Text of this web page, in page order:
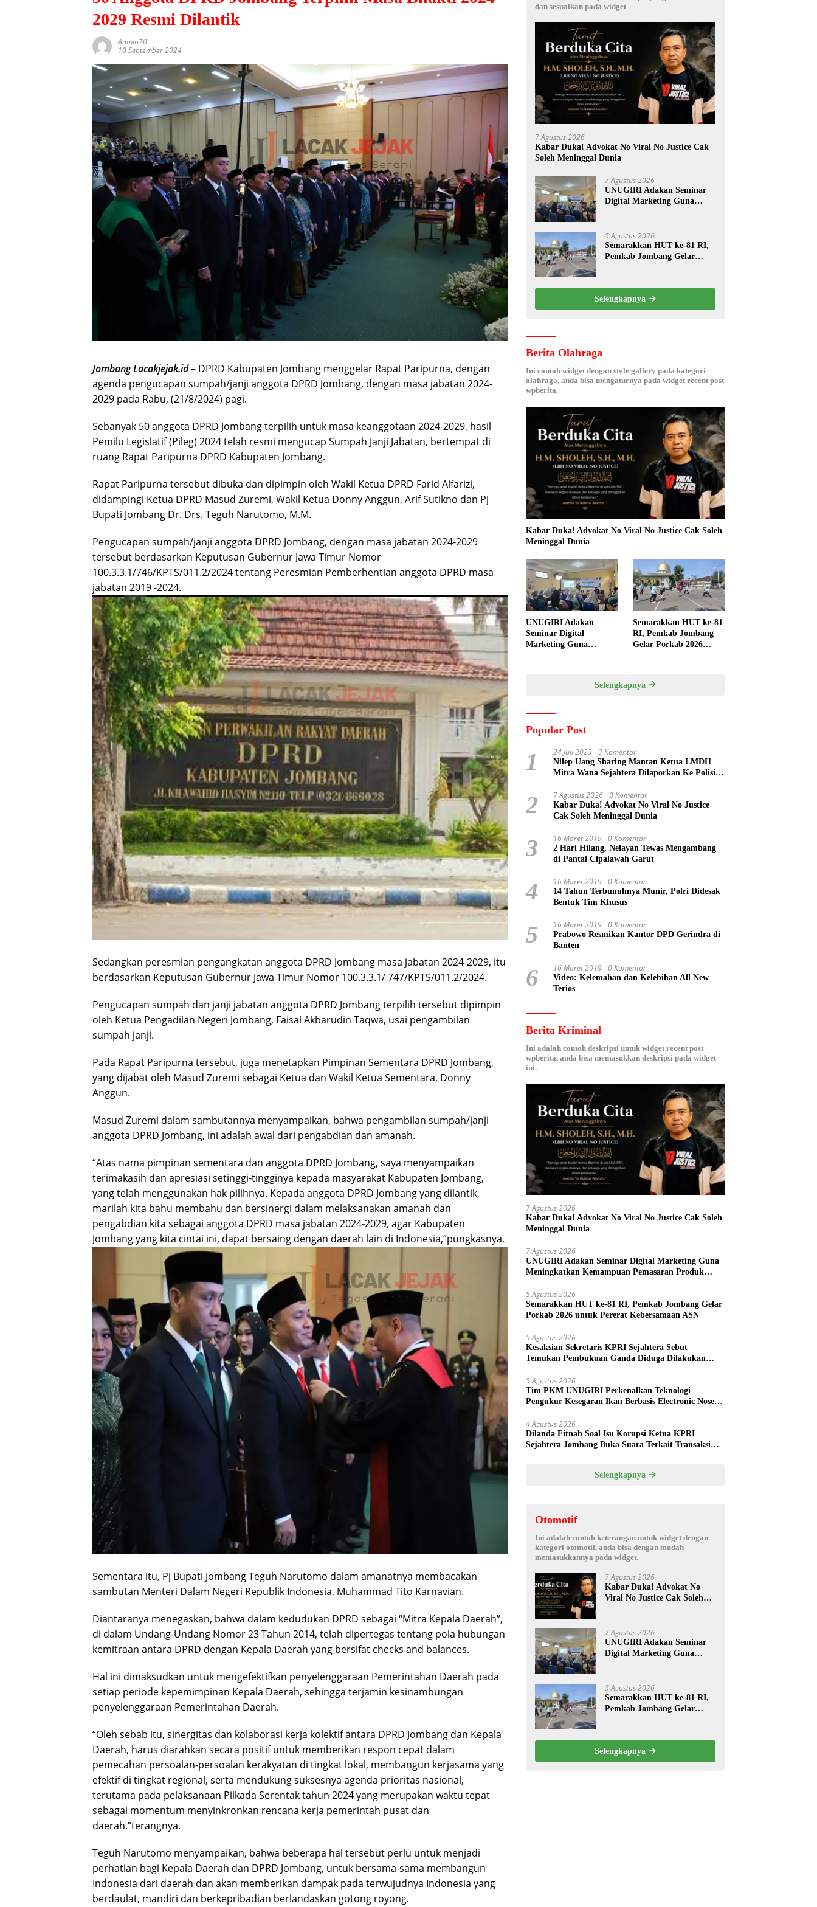
2029 Resmi Dilantik
Admin70
10 September 2024
Jombang Lacakjejak.id– DPRD Kabupaten Jombang menggelar Rapat Paripurna, dengan
agenda pengucapan sumpah/janji anggota DPRD Jombang, dengan masa jabatan 2024-
2029 pada Rabu, (21/8/2024) pagi.
Sebanyak 50 anggota DPRD Jombang terpilih untuk masa keanggotaan 2024-2029, hasil
Pemilu Legislatif (Pileg) 2024 telah resmi mengucap Sumpah Janji Jabatan, bertempat di
ruang Rapat Paripurna DPRD Kabupaten Jombang.
Rapat Paripurna tersebut dibuka dan dipimpin oleh Wakil Ketua DPRD Farid Alfarizi,
didampingi Ketua DPRD Masud Zuremi, Wakil Ketua Donny Anggun, Arif Sutikno dan Pj
Bupati Jombang Dr. Drs. Teguh Narutomo, M.M.
Pengucapan sumpah/janji anggota DPRD Jombang, dengan masa jabatan 2024-2029
tersebut berdasarkan Keputusan Gubernur Jawa Timur Nomor
100.3.3.1/746/KPTS/011.2/2024 tentang Peresmian Pemberhentian anggota DPRD masa
jabatan 2019 -2024.
Sedangkan peresmian pengangkatan anggota DPRD Jombang masa jabatan 2024-2029, itu
berdasarkan Keputusan Gubernur Jawa Timur Nomor 100.3.3.1/ 747/KPTS/011.2/2024.
Pengucapan sumpah dan janji jabatan anggota DPRD Jombang terpilih tersebut dipimpin
oleh Ketua Pengadilan Negeri Jombang, Faisal Akbarudin Taqwa, usai pengambilan
sumpah janji.
Pada Rapat Paripurna tersebut, juga menetapkan Pimpinan Sementara DPRD Jombang,
yang dijabat oleh Masud Zuremi sebagai Ketua dan Wakil Ketua Sementara, Donny
Anggun.
Masud Zuremi dalam sambutannya menyampaikan, bahwa pengambilan sumpah/janji
anggota DPRD Jombang, ini adalah awal dari pengabdian dan amanah.
“Atas nama pimpinan sementara dan anggota DPRD Jombang, saya menyampaikan
terimakasih dan apresiasi setinggi-tingginya kepada masyarakat Kabupaten Jombang,
yang telah menggunakan hak pilihnya. Kepada anggota DPRD Jombang yang dilantik,
marilah kita bahu membahu dan bersinergi dalam melaksanakan amanah dan
pengabdian kita sebagai anggota DPRD masa jabatan 2024-2029, agar Kabupaten
Jombang yang kita cintai ini, dapat bersaing dengan daerah lain di Indonesia,”pungkasnya.
Sementara itu, Pj Bupati Jombang Teguh Narutomo dalam amanatnya membacakan
sambutan Menteri Dalam Negeri Republik Indonesia, Muhammad Tito Karnavian.
Diantaranya menegaskan, bahwa dalam kedudukan DPRD sebagai “Mitra Kepala Daerah”,
di dalam Undang-Undang Nomor 23 Tahun 2014, telah dipertegas tentang pola hubungan
kemitraan antara DPRD dengan Kepala Daerah yang bersifat checks and balances.
Hal ini dimaksudkan untuk mengefektifkan penyelenggaraan Pemerintahan Daerah pada
setiap periode kepemimpinan Kepala Daerah, sehingga terjamin kesinambungan
penyelenggaraan Pemerintahan Daerah.
“Oleh sebab itu, sinergitas dan kolaborasi kerja kolektif antara DPRD Jombang dan Kepala
Daerah, harus diarahkan secara positif untuk memberikan respon cepat dalam
pemecahan persoalan-persoalan kerakyatan di tingkat lokal, membangun kerjasama yang
efektif di tingkat regional, serta mendukung suksesnya agenda prioritas nasional,
terutama pada pelaksanaan Pilkada Serentak tahun 2024 yang merupakan waktu tepat
sebagai momentum menyinkronkan rencana kerja pemerintah pusat dan
daerah,”terangnya.
Teguh Narutomo menyampaikan, bahwa beberapa hal tersebut perlu untuk menjadi
perhatian bagi Kepala Daerah dan DPRD Jombang, untuk bersama-sama membangun
Indonesia dari daerah dan akan memberikan dampak pada terwujudnya Indonesia yang
berdaulat, mandiri dan berkepribadian berlandaskan gotong royong.
dan sesuaikan pada widget
7 Agustus 2026
Kabar Duka! Advokat No Viral No Justice Cak
Soleh Meninggal Dunia
7 Agustus 2026
UNUGIRI Adakan Seminar
Digital Marketing Guna
Desa Prangi
5 Agustus 2026
Semarakkan HUT ke-81 RI,
Pemkab Jombang Gelar
Selengkapnya
Berita Olahraga
Ini contoh widget dengan style gallery pada kategori
olahraga, anda bisa mengaturnya pada widget recent post
wpberita.
Kabar Duka! Advokat No Viral No Justice Cak Soleh
Meninggal Dunia
UNUGIRI Adakan
Seminar Digital
Marketing Guna
Semarakkan HUT ke-81
RI, Pemkab Jombang
Gelar Porkab 2026
Selengkapnya
Popular Post
1 24 Juli 2023 3 Komentar
Nilep Uang Sharing Mantan Ketua LMDH
Mitra Wana Sejahtera Dilaporkan Ke Polisi
2 7 Agustus 2026 0 Komentar
Kabar Duka! Advokat No Viral No Justice
Cak Soleh Meninggal Dunia
3 16 Maret 2019 0 Komentar
2 Hari Hilang, Nelayan Tewas Mengambang
di Pantai Cipalawah Garut
4 16 Maret 2019 0 Komentar
14 Tahun Terbunuhnya Munir, Polri Didesak
Bentuk Tim Khusus
5 16 Maret 2019 0 Komentar
Prabowo Resmikan Kantor DPD Gerindra di
Banten
6 16 Maret 2019 0 Komentar
Video: Kelemahan dan Kelebihan All New
Terios
Berita Kriminal
Ini adalah contoh deskripsi untuk widget recent post
wpberita, anda bisa memasukkan deskripsi pada widget
ini.
7 Agustus 2026
Kabar Duka! Advokat No Viral No Justice Cak Soleh
Meninggal Dunia
7 Agustus 2026
UNUGIRI Adakan Seminar Digital Marketing Guna
Meningkatkan Kemampuan Pemasaran Produk
5 Agustus 2026
Semarakkan HUT ke-81 RI, Pemkab Jombang Gelar
Porkab 2026 untuk Pererat Kebersamaan ASN
5 Agustus 2026
Kesaksian Sekretaris KPRI Sejahtera Sebut
Temukan Pembukuan Ganda Diduga Dilakukan
5 Agustus 2026
Tim PKM UNUGIRI Perkenalkan Teknologi
Pengukur Kesegaran Ikan Berbasis Electronic Nose
4 Agustus 2026
Dilanda Fitnah Soal Isu Korupsi Ketua KPRI
Sejahtera Jombang Buka Suara Terkait Transaksi
Selengkapnya
Otomotif
Ini adalah contoh keterangan untuk widget dengan
kategori otomotif, anda bisa dengan mudah
memasukkannya pada widget.
7 Agustus 2026
Kabar Duka! Advokat No
Viral No Justice Cak Soleh
7 Agustus 2026
UNUGIRI Adakan Seminar
Digital Marketing Guna
Desa Prangi
5 Agustus 2026
Semarakkan HUT ke-81 RI,
Pemkab Jombang Gelar
Selengkapnya